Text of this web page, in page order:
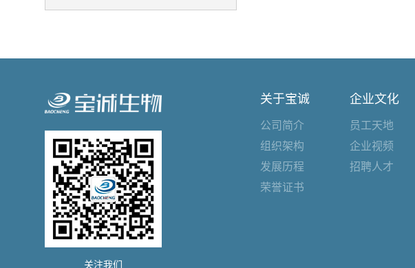
关注我们
关于宝诚
公司简介
组织架构
发展历程
荣誉证书
企业文化
员工天地
企业视频
招聘人才